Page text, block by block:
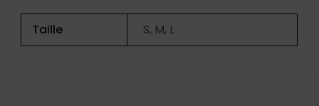
Taille S, M, L